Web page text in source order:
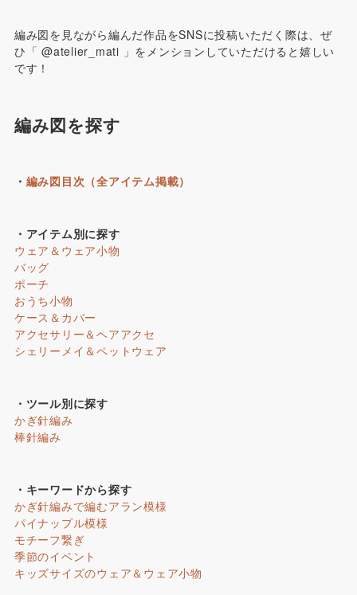
編み図を見ながら編んだ作品をSNSに投稿いただく際は、ぜ
ひ「 @atelier_mati 」をメンションしていただけると嬉しい
です！
編み図を探す
・ 編み図目次（全アイテム掲載）
・アイテム別に探す
ウェア＆ウェア小物
バッグ
ポーチ
おうち小物
ケース＆カバー
アクセサリー＆ヘアアクセ
シェリーメイ＆ペットウェア
・ツール別に探す
かぎ針編み
棒針編み
・キーワードから探す
かぎ針編みで編むアラン模様
パイナップル模様
モチーフ繋ぎ
季節のイベント
キッズサイズのウェア＆ウェア小物